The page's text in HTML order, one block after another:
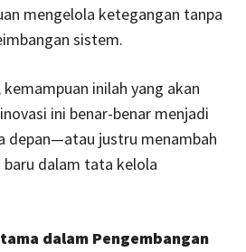
mengelola ketegangan tanpa
sistem.
inilah yang akan
ini benar-benar menjadi
depan—atau justru menambah
dalam tata kelola
dalam Pengembangan